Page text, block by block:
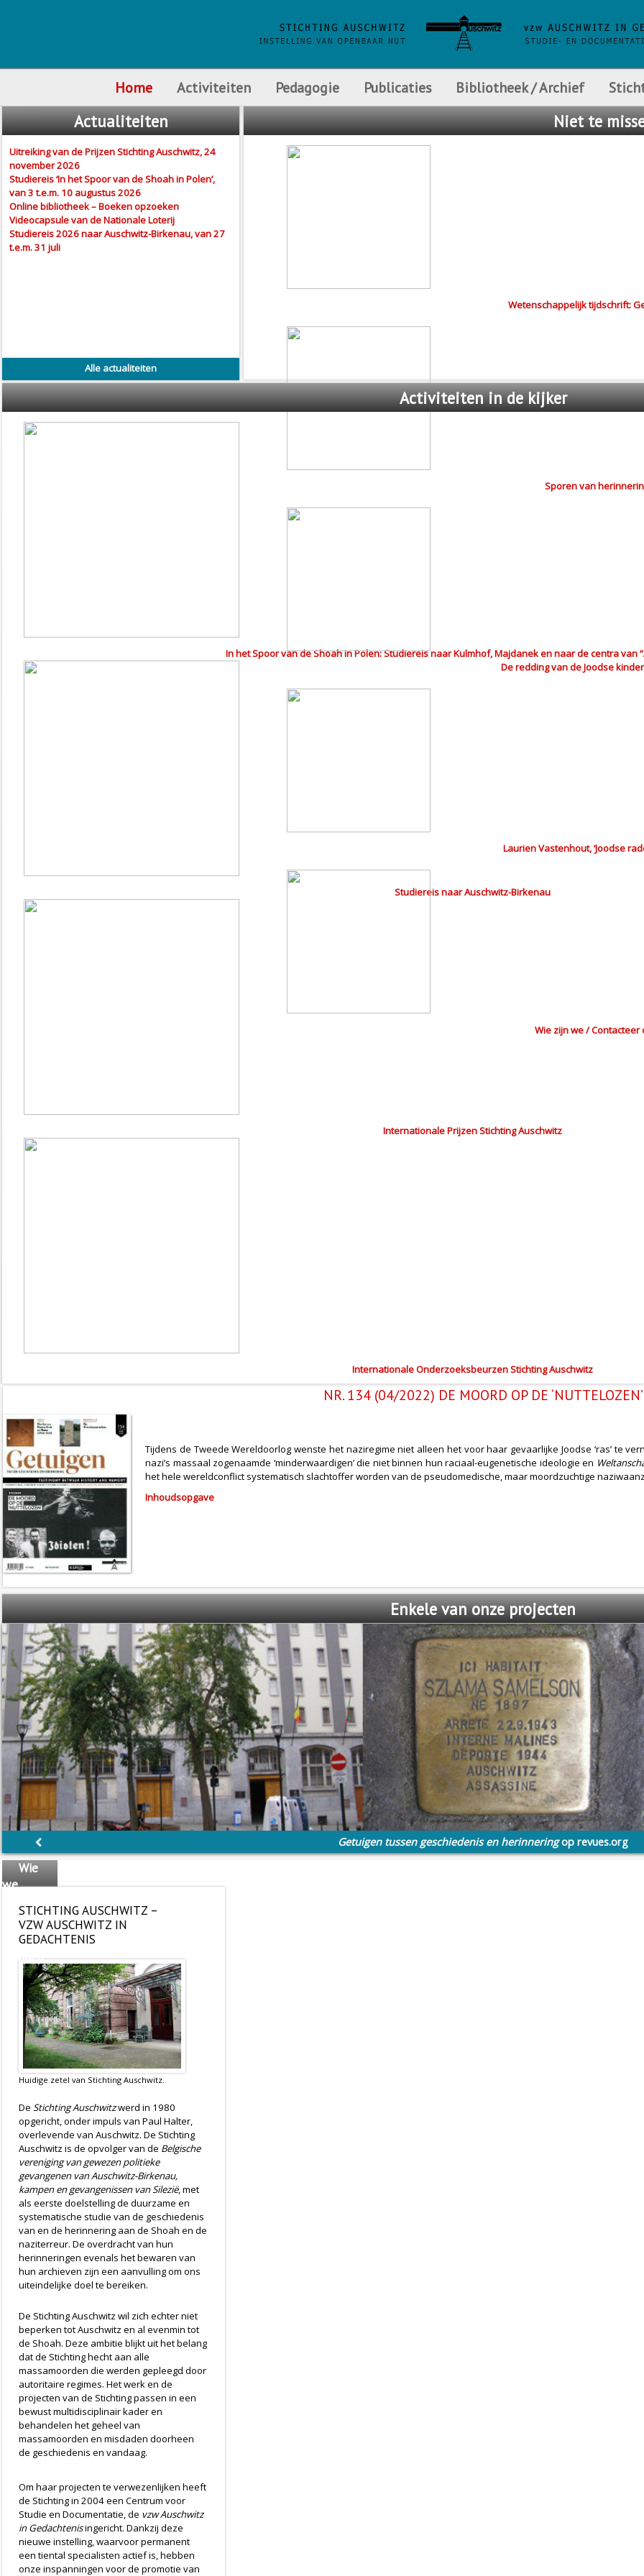
Home Activiteiten Pedagogie Publicaties Bibliotheek / Archief
Actualiteiten
Uitreiking van de Prijzen Stichting Auschwitz, 24
november 2026
Studiereis ‘In het Spoor van de Shoah in Polen’,
van 3 t.e.m. 10 augustus 2026
Online bibliotheek – Boeken opzoeken
Videocapsule van de Nationale Loterij
Studiereis 2026 naar Auschwitz-Birkenau, van 27
t.e.m. 31 juli
Alle actualiteiten
Niette
Wetenschappelijk tijdschrift:
Sporen van
De redding van de Joodse
Laurien Vastenhout, ‘Joodse
Wie zijn we / Contacteer
Activiteitenin de kijker
In het Spoor van de Shoah in Polen: Studiereis naar Kulmhof, Majdanek en naar de centra van
Studiereis naar Auschwitz-Birkenau
Internationale Prijzen Stichting Auschwitz
Internationale Onderzoeksbeurzen Stichting Auschwitz
NR. 134 (04/2022) DE MOORD OP DE ‘NUTTELOZEN’
Tijdens de Tweede Wereldoorlog wenste het naziregime niet alleen het voor haar gevaarlijke Joodse ‘ras’ te
nazi’s massaal zogenaamde ‘minderwaardigen’ die niet binnen hun raciaal-eugenetische ideologie en
het hele wereldconflict systematisch slachtoffer worden van de pseudomedische, maar moordzuchtige
Inhoudsopgave
Enkelevan onze projecten
Getuigen tussen geschiedenis en herinneringop revues.org
Wie
we
Het
team
Wij
STICHTING AUSCHWITZ –
VZW AUSCHWITZ IN
GEDACHTENIS
Huidige zetel van Stichting Auschwitz.
De Stichting Auschwitzwerd in 1980
opgericht, onder impuls van Paul Halter,
overlevende van Auschwitz. De Stichting
Auschwitz is de opvolger van de Belgische
vereniging van gewezen politieke
gevangenen van Auschwitz-Birkenau,
kampen en gevangenissen van Silezië, met
als eerste doelstelling de duurzame en
systematische studie van de geschiedenis
van en de herinnering aan de Shoah en de
naziterreur. De overdracht van hun
herinneringen evenals het bewaren van
hun archieven zijn een aanvulling om ons
uiteindelijke doel te bereiken.
De Stichting Auschwitz wil zich echter niet
beperken tot Auschwitz en al evenmin tot
de Shoah. Deze ambitie blijkt uit het belang
dat de Stichting hecht aan alle
massamoorden die werden gepleegd door
autoritaire regimes. Het werk en de
projecten van de Stichting passen in een
bewust multidisciplinair kader en
behandelen het geheel van
massamoorden en misdaden doorheen
de geschiedenis en vandaag.
Om haar projecten te verwezenlijken heeft
de Stichting in 2004 een Centrum voor
Studie en Documentatie, de vzw Auschwitz
in Gedachtenisingericht. Dankzij deze
nieuwe instelling, waarvoor permanent
een tiental specialisten actief is, hebben
onze inspanningen voor de promotie van